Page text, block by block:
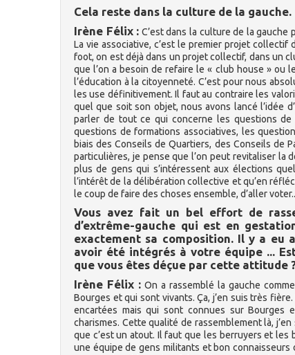
Cela reste dans la culture de la gauche.
Irène Félix : C’est dans la culture de la gauche
La vie associative, c’est le premier projet
foot, on est déjà dans un projet collectif, dans un
que l’on a besoin de refaire le « club house » ou
l’éducation à la citoyenneté. C’est pour nous
les use définitivement. Il faut au contraire les
quel que soit son objet, nous avons lancé l’idée
parler de tout ce qui concerne les questions de
questions de formations associatives, les
biais des Conseils de Quartiers, des Conseils de
particulières, je pense que l’on peut revitaliser la
plus de gens qui s’intéressent aux élections
l’intérêt de la délibération collective et qu’en
le coup de faire des choses ensemble, d’aller
Vous avez fait un bel effort de
d’extrême-gauche qui est en
exactement sa composition. Il y a eu
avoir été intégrés à votre équipe ...
que vous êtes déçue par cette attitude
Irène Félix : On a rassemblé la gauche
Bourges et qui sont vivants. Ça, j’en suis très
encartées mais qui sont connues sur Bourges
charismes. Cette qualité de rassemblement là,
que c’est un atout. Il faut que les berruyers et
une équipe de gens militants et bon